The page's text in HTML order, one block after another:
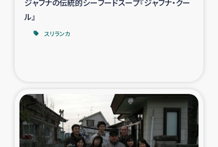
ジャフナの伝統的シーフードスープ『ジャフナ・クー
ル』
スリランカ